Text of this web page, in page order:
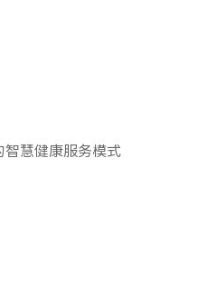
智慧健康服务模式